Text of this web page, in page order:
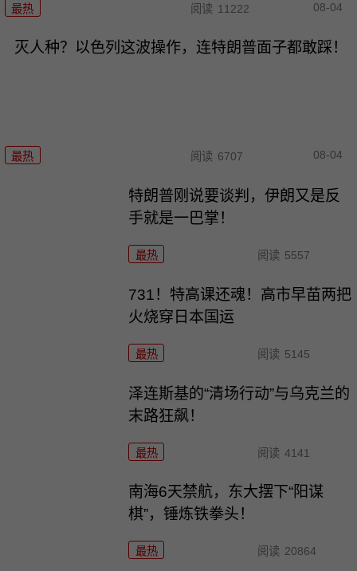
最热 阅读 11222 08-04
灭人种？以色列这波操作，连特朗普面子都敢踩！
最热 阅读 6707 08-04
特朗普刚说要谈判，伊朗又是反
手就是一巴掌！
最热 阅读 5557
731！特高课还魂！高市早苗两把
火烧穿日本国运
最热 阅读 5145
泽连斯基的“清场行动”与乌克兰的
末路狂飙！
最热 阅读 4141
南海6天禁航，东大摆下“阳谋
棋”，锤炼铁拳头！
最热 阅读 20864